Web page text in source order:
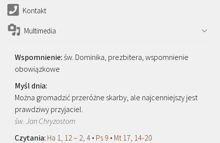
Kontakt
Multimedia
św. Dominika, prezbitera, wspomnienie
obowiązkowe
Można gromadzić przeróżne skarby, ale najcenniejszy jest
prawdziwy przyjaciel.
św. Jan Chryzostom
Ha 1, 12 – 2, 4 • Ps 9 • Mt 17, 14-20